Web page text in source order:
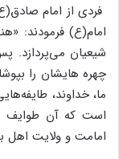
فردی از امام
امام(ع) فرمودند:
شیعیان می‌پردازد.
چهره هایشان را
ما، خداوند،
است که آن طوایف
امامت و ولایت اهل